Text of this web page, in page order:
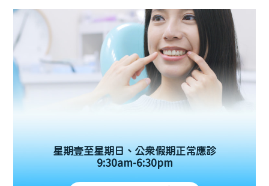
星期壹至星期日、公眾假期正常應診
9:30am-6:30pm